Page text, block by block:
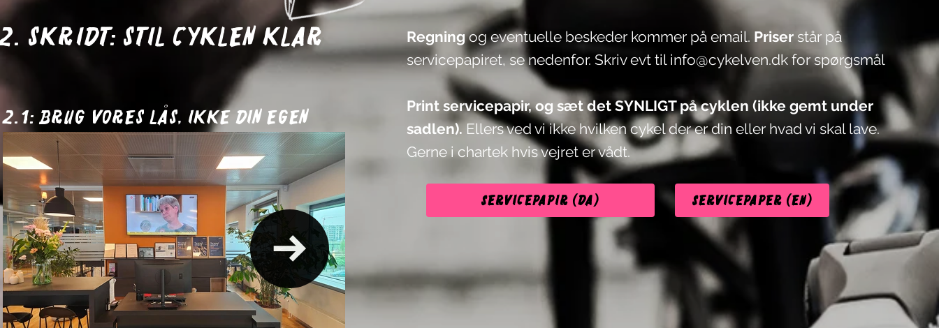
skridt: Stil cyklen klar
2.1: Brug vores lås, ikke din egen
Regningog eventuelle beskeder kommer på email. Priser står på
servicepapiret, se nedenfor. Skriv evt til info@cykelven.dkfor spørgsmål
Print servicepapir, og sæt det SYNLIGT på cyklen (ikke gemt under
sadlen).Ellers ved vi ikke hvilken cykel der er din eller hvad vi skal lave.
Gerne i chartek hvis vejret er vådt.
Servicepapir (DA) Servicepaper (EN)